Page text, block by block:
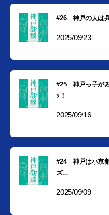
#26 神戸の人は
2025/09/23
#25 神戸っ子が
ｯ！
2025/09/16
#24 神戸は小京
ズ…
2025/09/09